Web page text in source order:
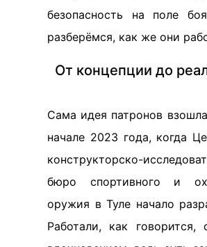
безопасность на поле
разберёмся, как же они
От концепции до
Сама идея патронов
начале 2023 года, когда
конструкторско-
бюро спортивного и
оружия в Туле начало
Работали, как говорится,